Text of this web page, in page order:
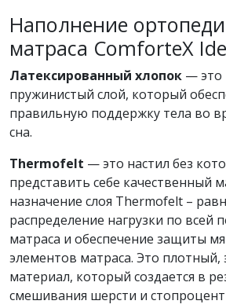
Наполнение
матраса ComforteX
Латексированный хлопок — это
пружинистый слой, который
правильную поддержку тела во
сна.
Thermofelt — это настил без
представить себе качественный
назначение слоя Thermofelt –
распределение нагрузки по всей
матраса и обеспечение защиты
элементов матраса. Это плотный,
материал, который создается в
смешивания шерсти и